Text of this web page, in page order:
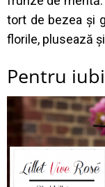
tort de bezea și
florile, plusează
Pentru